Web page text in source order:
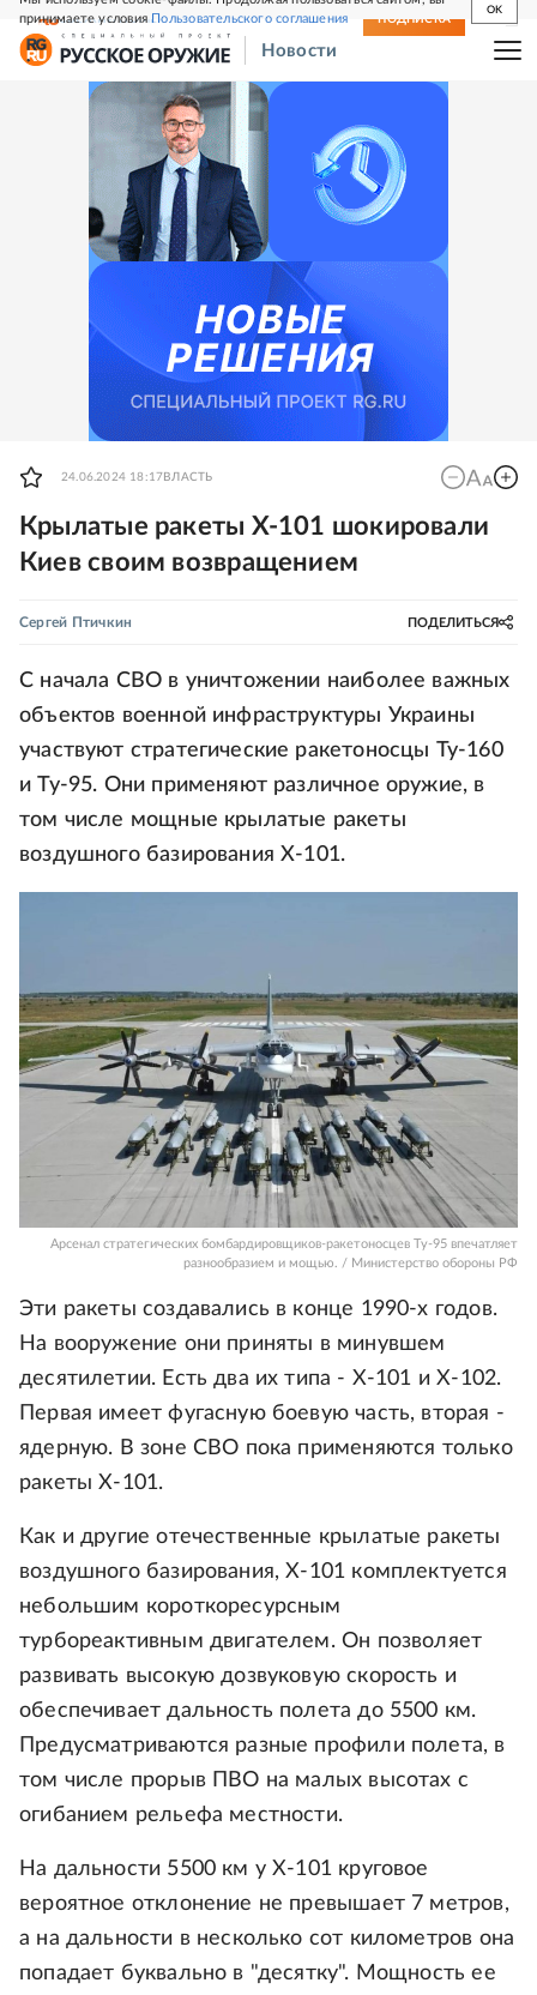
принимаете условияПользовательского соглашения
OK
СВЕЖИЙ НОМЕР ПОДПИСКА
Новости
24.06.2024 18:17 ВЛАСТЬ
Крылатые ракеты Х-101 шокировали
Киев своим возвращением
Сергей Птичкин ПОДЕЛИТЬСЯ
С начала СВО в уничтожении наиболее важных
объектов военной инфраструктуры Украины
участвуют стратегические ракетоносцы Ту-160
и Ту-95. Они применяют различное оружие, в
том числе мощные крылатые ракеты
воздушного базирования Х-101.
Арсенал стратегических бомбардировщиков-ракетоносцев Ту-95 впечатляет
разнообразием и мощью. / Министерство обороны РФ
Эти ракеты создавались в конце 1990-х годов.
На вооружение они приняты в минувшем
десятилетии. Есть два их типа - Х-101 и Х-102.
Первая имеет фугасную боевую часть, вторая -
ядерную. В зоне СВО пока применяются только
ракеты Х-101.
Как и другие отечественные крылатые ракеты
воздушного базирования, Х-101 комплектуется
небольшим короткоресурсным
турбореактивным двигателем. Он позволяет
развивать высокую дозвуковую скорость и
обеспечивает дальность полета до 5500 км.
Предусматриваются разные профили полета, в
том числе прорыв ПВО на малых высотах с
огибанием рельефа местности.
На дальности 5500 км у Х-101 круговое
вероятное отклонение не превышает 7 метров,
а на дальности в несколько сот километров она
попадает буквально в "десятку". Мощность ее